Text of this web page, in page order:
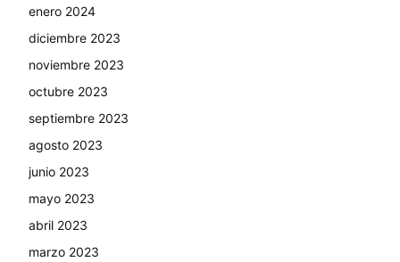
enero 2024
diciembre 2023
noviembre 2023
octubre 2023
septiembre 2023
agosto 2023
junio 2023
mayo 2023
abril 2023
marzo 2023